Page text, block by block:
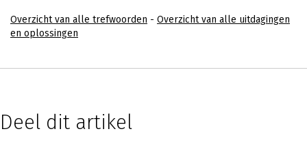
Overzicht van alle trefwoorden - Overzicht van alle uitdagingen
en oplossingen
Deel dit artikel